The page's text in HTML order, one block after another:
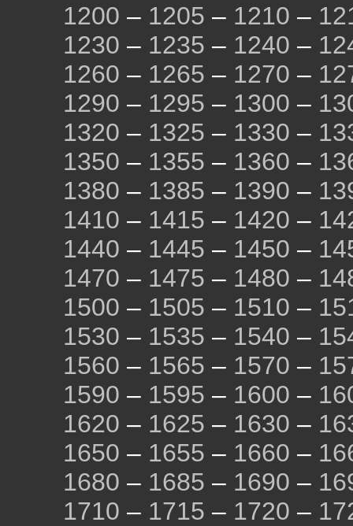
1200 – 1205 – 1210 –
1230 – 1235 – 1240 –
1260 – 1265 – 1270 –
1290 – 1295 – 1300 –
1320 – 1325 – 1330 –
1350 – 1355 – 1360 –
1380 – 1385 – 1390 –
1410 – 1415 – 1420 –
1440 – 1445 – 1450 –
1470 – 1475 – 1480 –
1500 – 1505 – 1510 –
1530 – 1535 – 1540 –
1560 – 1565 – 1570 –
1590 – 1595 – 1600 –
1620 – 1625 – 1630 –
1650 – 1655 – 1660 –
1680 – 1685 – 1690 –
1710 – 1715 – 1720 –